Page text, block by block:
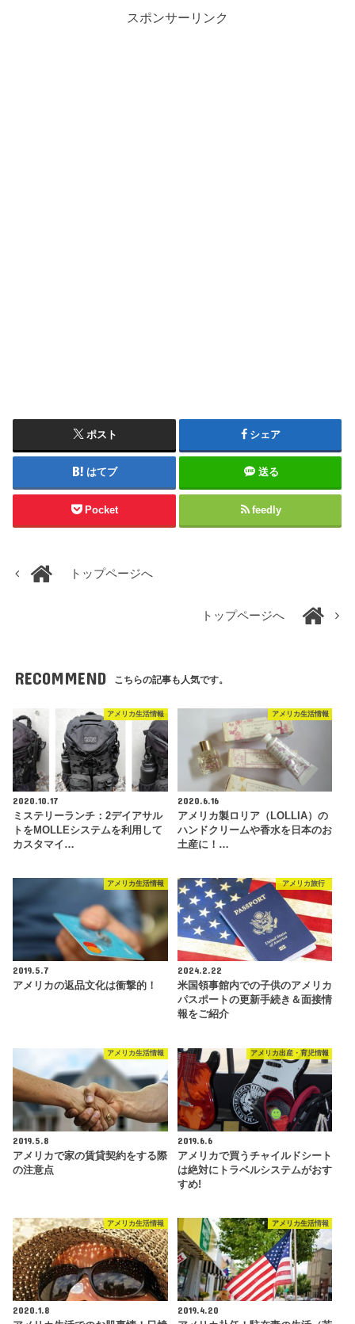
スポンサーリンク
ポスト シェア
はてブ 送る
Pocket feedly
トップページへ
トップページへ
RECOMMEND こちらの記事も人気です。
アメリカ生活情報
2020.10.17
ミステリーランチ：2デイアサル
トをMOLLEシステムを利用して
カスタマイ…
アメリカ生活情報
2020.6.16
アメリカ製ロリア（LOLLIA）の
ハンドクリームや香水を日本のお
土産に！…
アメリカ生活情報
2019.5.7
アメリカの返品文化は衝撃的！
アメリカ旅行
2024.2.22
米国領事館内での子供のアメリカ
パスポートの更新手続き＆面接情
報をご紹介
アメリカ生活情報
2019.5.8
アメリカで家の賃貸契約をする際
の注意点
アメリカ出産・育児情報
2019.6.6
アメリカで買うチャイルドシート
は絶対にトラベルシステムがおす
すめ!
アメリカ生活情報
2020.1.8
アメリカ生活情報
2019.4.20